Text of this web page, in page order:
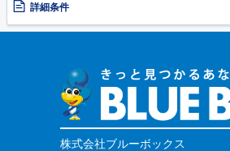
詳細条件
株式会社ブルーボックス